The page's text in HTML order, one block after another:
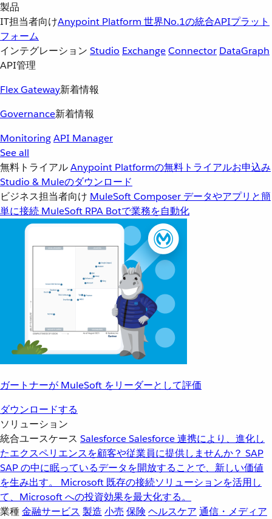
製品
IT担当者向けAnypoint Platform 世界No.1の統合APIプラット
フォーム
インテグレーション Studio ExchangeConnector DataGraph
API管理
Flex Gateway新着情報
Governance新着情報
MonitoringAPI Manager
See all
無料トライアルAnypoint Platformの無料トライアルお申込み
Studio & Muleのダウンロード
ビジネス担当者向け MuleSoft Composer データやアプリと簡
単に接続 MuleSoft RPA Botで業務を自動化
ガートナーが MuleSoft をリーダーとして評価
ダウンロードする
ソリューション
統合ユースケース SalesforceSalesforce 連携により、進化し
たエクスペリエンスを顧客や従業員に提供しませんか？ SAP
SAP の中に眠っているデータを開放することで、新しい価値
を生み出す。
Microsoft 既存の接続ソリューションを活用し
て、Microsoft への投資効果を最大化する。
業種金融サービス 製造 小売 保険 ヘルスケア 通信・メディア